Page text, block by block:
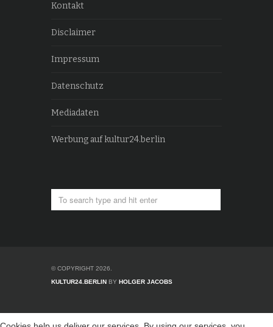
Kontakt
Disclaimer
Impressum
Datenschutz
Mediadaten
Werbung auf kultur24.berlin
© COPYRIGHT 2026.
KULTUR24.BERLINBY HOLGER JACOBS